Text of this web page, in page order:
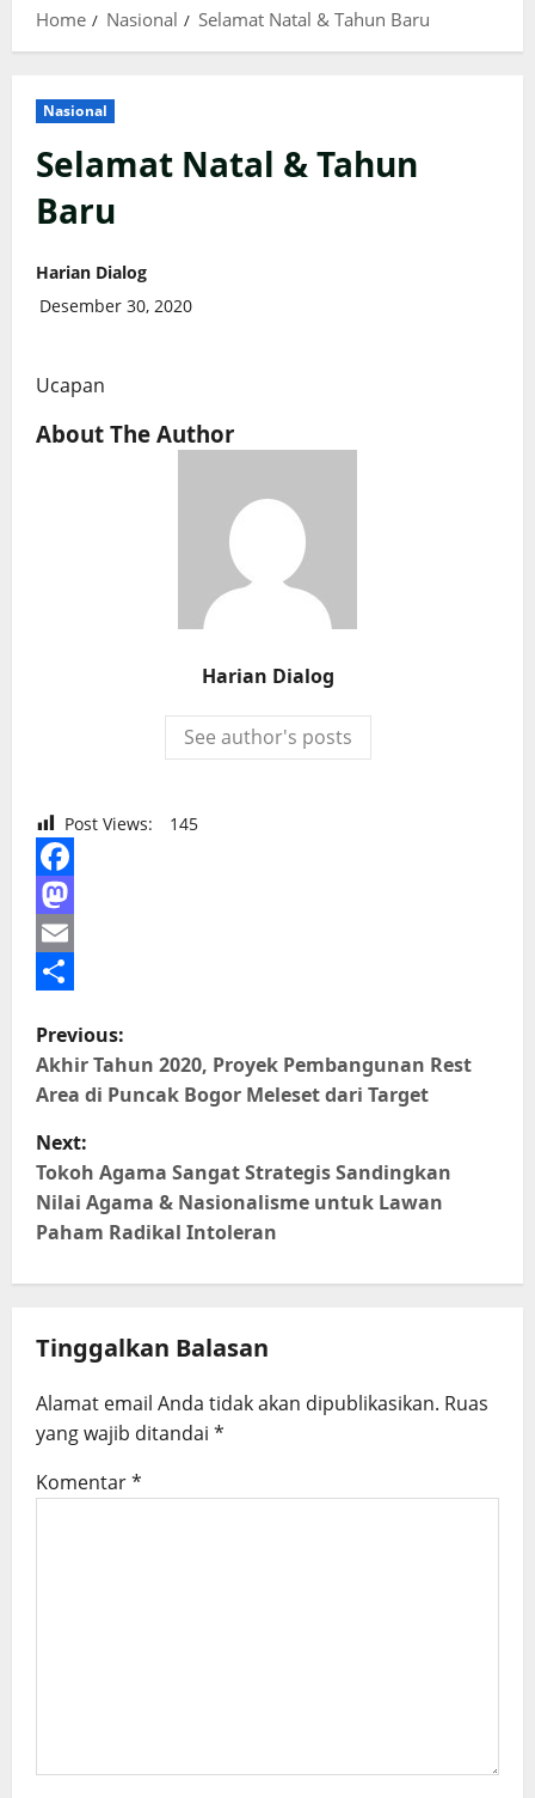
Home Nasional Selamat Natal & Tahun Baru
Nasional
Selamat Natal & Tahun
Baru
Harian Dialog
Desember 30, 2020
Ucapan
About The Author
Harian Dialog
See author's posts
Post Views: 145
Facebook
Mastodon
Email
P
o
s
t
n
a
i
g
t
i
o
Previous:
Akhir Tahun 2020, Proyek Pembangunan Rest
Area di Puncak Bogor Meleset dari Target
Next:
Tokoh Agama Sangat Strategis Sandingkan
Nilai Agama & Nasionalisme untuk Lawan
Paham Radikal Intoleran
Tinggalkan Balasan
Alamat email Anda tidak akan dipublikasikan. Ruas
yang wajib ditandai *
Komentar*